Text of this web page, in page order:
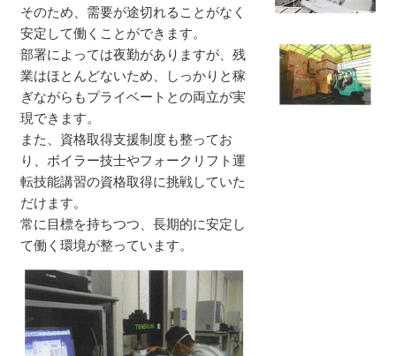
そのため、需要が途切れることがなく
安定して働くことができます。
部署によっては夜勤がありますが、残
業はほとんどないため、しっかりと稼
ぎながらもプライベートとの両立が実
現できます。
また、資格取得支援制度も整ってお
り、ボイラー技士やフォークリフト運
転技能講習の資格取得に挑戦していた
だけます。
常に目標を持ちつつ、長期的に安定し
て働く環境が整っています。